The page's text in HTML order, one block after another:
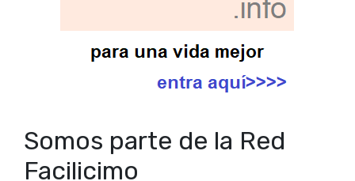
Somos parte de la Red
Facilicimo